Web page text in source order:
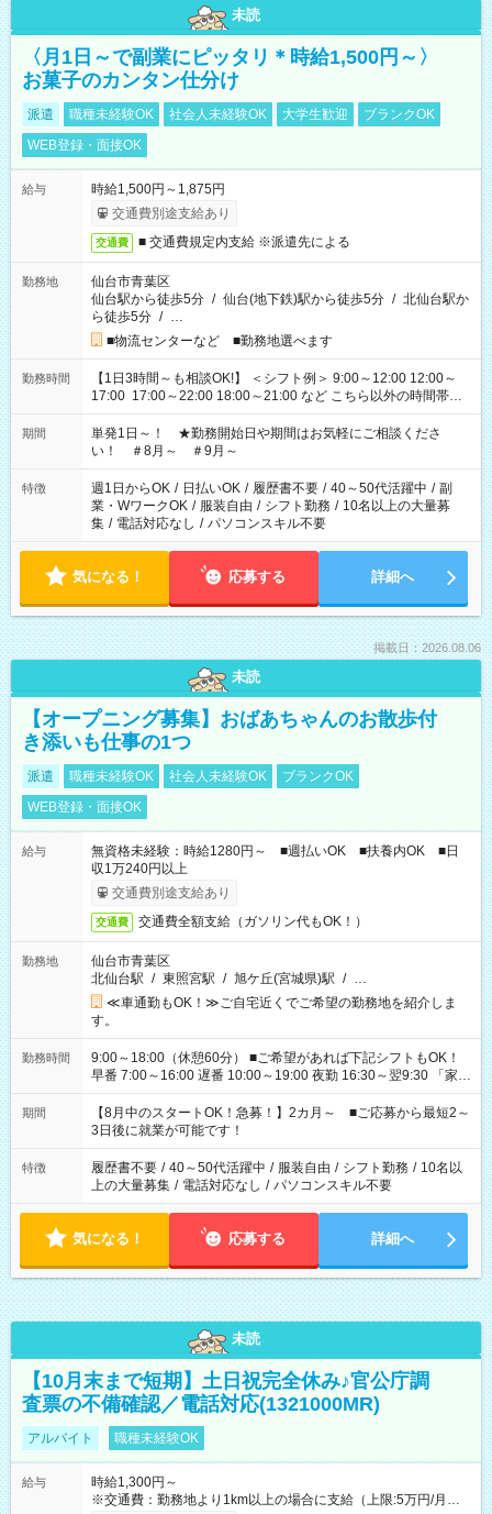
未読
〈月1日～で副業にピッタリ＊時給1,500円～〉
お菓子のカンタン仕分け
派遣 職種未経験OK 社会人未経験OK 大学生歓迎
ブランクOK
WEB登録・面接OK
給与
時給1,500円～1,875円
交通費別途支給あり
交通費 ■ 交通費規定内支給 ※派遣先による
勤務地
仙台市青葉区
仙台駅から徒歩5分 / 仙台(地下鉄)駅から徒歩5分 / 北仙台駅か
ら徒歩5分 / …
■物流センターなど ■勤務地選べます
勤務時間
【1日3時間～も相談OK!】 ＜シフト例＞ 9:00～12:00 12:00～
17:00 17:00～22:00 18:00～21:00 など こちら以外の時間帯も
お気軽にご相談ください！
期間
単発1日～！ ★勤務開始日や期間はお気軽にご相談くださ
い！ ＃8月～ ＃9月～
特徴 週1日からOK / 日払いOK / 履歴書不要 / 40～50代活躍中 / 副
業・WワークOK / 服装自由 / シフト勤務 / 10名以上の大量募
集 / 電話対応なし / パソコンスキル不要
気になる！ 応募する 詳細へ
掲載日：2026.08.06
未読
【オープニング募集】おばあちゃんのお散歩付
き添いも仕事の1つ
派遣 職種未経験OK 社会人未経験OK
ブランクOK
WEB登録・面接OK
給与
無資格未経験：時給1280円～ ■週払いOK ■扶養内OK ■日
収1万240円以上
交通費別途支給あり
交通費 交通費全額支給（ガソリン代もOK！）
勤務地
仙台市青葉区
北仙台駅 / 東照宮駅 / 旭ケ丘(宮城県)駅 / …
≪車通勤もOK！≫ご自宅近くでご希望の勤務地を紹介しま
す。
勤務時間
9:00～18:00（休憩60分） ■ご希望があれば下記シフトもOK！
早番 7:00～16:00 遅番 10:00～19:00 夜勤 16:30～翌9:30 「家族
と休みを合わせたい」 「余裕を持って夕飯の準備がしたい」
「できれば残業はしたくない」 など、ご希望を教えてください
ね。 ※Wワーク希望の方へ 今ご覧のお仕事で希望する勤務時間
と、もう1つのお仕事の勤務時間。 合計で週40時間を超える場
合は応募できません。
期間
【8月中のスタートOK！急募！】2カ月～ ■ご応募から最短2～
3日後に就業が可能です！
特徴 履歴書不要 / 40～50代活躍中 / 服装自由 / シフト勤務 / 10名以
上の大量募集 / 電話対応なし / パソコンスキル不要
気になる！ 応募する 詳細へ
未読
【10月末まで短期】土日祝完全休み♪官公庁調
査票の不備確認／電話対応(1321000MR)
アルバイト 職種未経験OK
給与
時給1,300円～
※交通費：勤務地より1km以上の場合に支給（上限:5万円/月・